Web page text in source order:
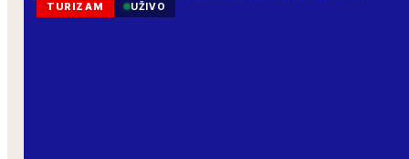
TURIZAM UŽIVO